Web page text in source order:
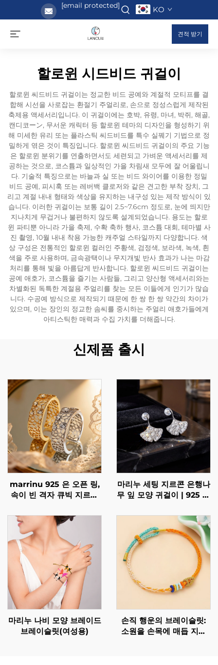
[email protected] KO
견적 받기
할로윈 시드비드 귀걸이
할로윈 씨드비드 귀걸이는 정교한 비드 공예와 계절적 모티프를 결
합해 시선을 사로잡는 환절기 주얼리로, 손으로 정성스럽게 제작된
축제용 액세서리입니다. 이 귀걸이에는 호박, 유령, 마녀, 박쥐, 해골,
캔디코ーン, 무서운 캐릭터 등 할로윈 테마의 디자인을 형성하기 위
해 미세한 유리 또는 플라스틱 씨드비드를 특수 실꿰기 기법으로 정
밀하게 엮은 것이 특징입니다. 할로윈 씨드비드 귀걸이의 주요 기능
은 할로윈 분위기를 연출하면서도 세련되고 가벼운 액세서리를 제
공하는 것으로, 코스튬과 일상적인 가을 차림새 모두에 잘 어울립니
다. 기술적 특징으로는 바늘과 실 또는 비드 와이어를 이용한 정밀
비드 공예, 피시훅 또는 레버백 클로저와 같은 견고한 부착 장치, 그
리고 계절 내내 형태와 색상을 유지하는 내구성 있는 제작 방식이 있
습니다. 이러한 귀걸이는 보통 길이 2.5~7.6cm 정도로, 눈에 띄지만
지나치게 무겁거나 불편하지 않도록 설계되었습니다. 용도는 할로
윈 파티뿐 아니라 가을 축제, 수확 축하 행사, 코스튬 대회, 테마별 사
진 촬영, 10월 내내 착용 가능한 캐주얼 스타일까지 다양합니다. 색
상 구성은 전통적인 할로윈 컬러인 주황색, 검정색, 보라색, 녹색, 흰
색을 주로 사용하며, 금속광택이나 무지개빛 반사 효과가 나는 마감
처리를 통해 빛을 아름답게 반사합니다. 할로윈 씨드비드 귀걸이는
공예 애호가, 코스튬을 즐기는 사람들, 그리고 양산형 액세서리와는
차별화된 독특한 계절용 주얼리를 찾는 모든 이들에게 인기가 많습
니다. 수공예 방식으로 제작되기 때문에 한 쌍 한 쌍 약간의 차이가
있으며, 이는 장인의 정교한 솜씨를 중시하는 주얼리 애호가들에게
아티스틱한 매력과 수집 가치를 더해줍니다.
신제품 출시
marrinu 925 은 오픈 링,
속이 빈 격자 큐빅 지르코
링, BXRAG001
마리누 세팅 지르콘 은행나
무 잎 모양 귀걸이 | 925 스
귀걸이
마리누 나비 모양 브레이드
브레이슬릿(여성용)
손직 행운의 브레이슬릿:
소원을 손목에 매듭 지어